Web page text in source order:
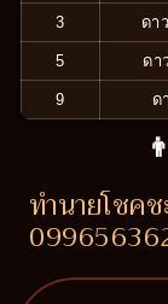
3 ดา
5 ดา
9 ด
ทำนายโชค